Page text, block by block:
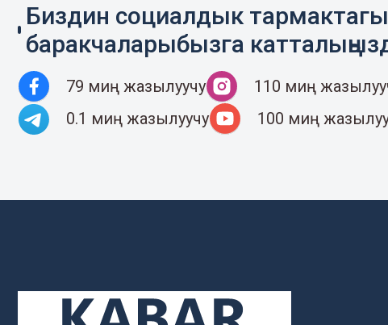
Биздин социалдык тармактагы
баракчаларыбызга
79 миң жазылуучу
110 миң
0.1 миң жазылуучу
100 миң